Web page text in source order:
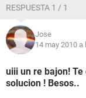
RESPUESTA 1 / 1
Jose
14 may 2010 a
uiii un re bajon!
solucion ! Besos..